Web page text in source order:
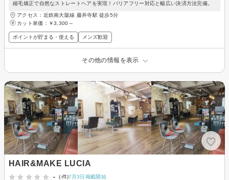
縮毛矯正で自然なストレートヘアを実現！バリアフリー対応と幅広い決済方法完備。
アクセス：近鉄南大阪線 藤井寺駅 徒歩5分
カット単価： ￥3,300～
ポイントが貯まる・使える メンズ歓迎
その他の情報を表示
HAIR&MAKE LUCIA
-
(-件)7月3日掲載開始